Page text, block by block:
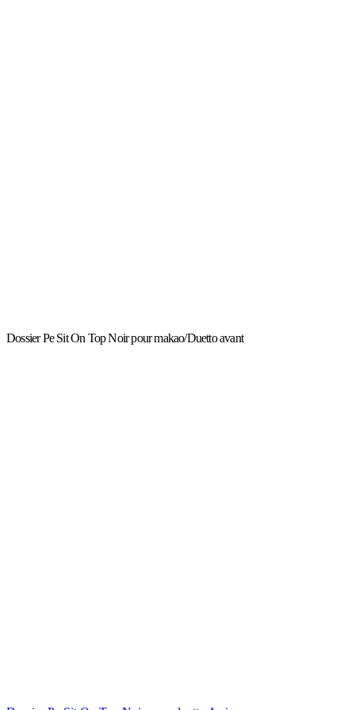
Dossier Pe Sit On Top Noir pour makao/Duetto avant